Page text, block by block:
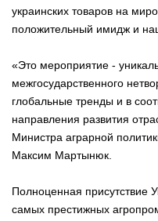
украинских товаров на
положительный имидж и
«Это мероприятие -
межгосударственного
глобальные тренды и в
направления развития
Министра аграрной
Максим Мартынюк.
Полноценная присутствие
самых престижных